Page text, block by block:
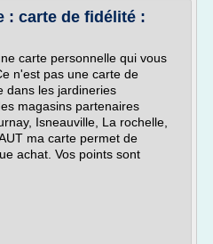
: carte de fidélité :
carte personnelle qui vous
n'est pas une carte de
dans les jardineries
magasins partenaires
Isneauville, La rochelle,
ma carte permet de
achat. Vos points sont